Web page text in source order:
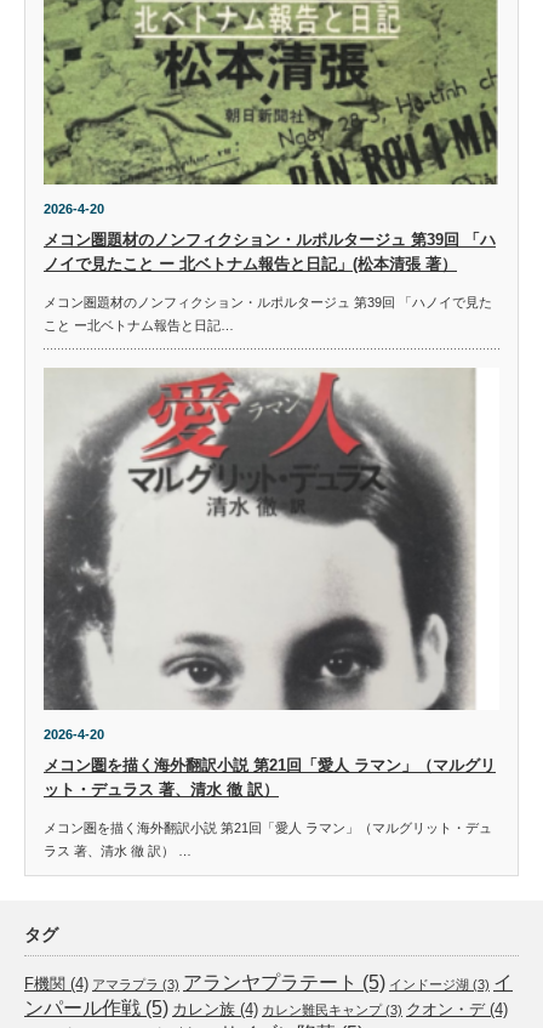
2026-4-20
メコン圏題材のノンフィクション・ルポルタージュ 第39回 「ハ
ノイで見たこと ー 北ベトナム報告と日記」(松本清張 著）
メコン圏題材のノンフィクション・ルポルタージュ 第39回 「ハノイで見た
こと ー北ベトナム報告と日記…
2026-4-20
メコン圏を描く海外翻訳小説 第21回「愛人 ラマン」（マルグリ
ット・デュラス 著、清水 徹 訳）
メコン圏を描く海外翻訳小説 第21回「愛人 ラマン」（マルグリット・デュ
ラス 著、清水 徹 訳） …
タグ
F機関 (4) アマラプラ (3) アランヤプラテート (5) インドージ湖 (3) イ
ンパール作戦 (5) カレン族 (4) カレン難民キャンプ(3) クオン・デ(4)